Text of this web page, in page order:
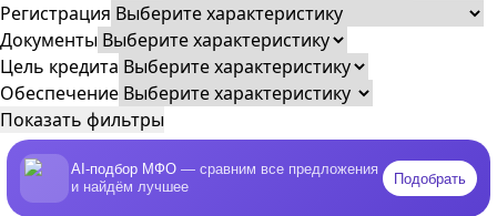
Регистрация
Документы
Цель кредита
Обеспечение
Показать фильтры
AI-подбор МФО — сравним все предложения
и найдём лучшее
Подобрать